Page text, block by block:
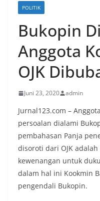
POLITIK
Bukopin
Anggota
OJK
Juni 23, 2020 admin
Jurnal123.com –
persoalan dialami
pembahasan Panja
disoroti dari OJK
kewenangan untuk
dalam hal ini Kookmin
pengendali Bukopin.